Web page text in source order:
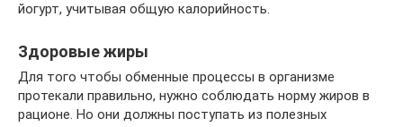
йогурт, учитывая общую калорийность.
Здоровые жиры
Для того чтобы обменные процессы в организме
протекали правильно, нужно соблюдать норму жиров в
рационе. Но они должны поступать из полезных